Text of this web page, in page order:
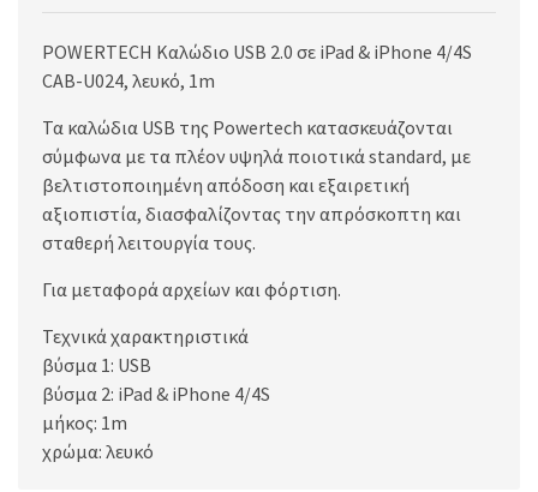
POWERTECH Καλώδιο USB 2.0 σε iPad & iPhone 4/4S
CAB-U024, λευκό, 1m
Τα καλώδια USB της Powertech κατασκευάζονται
σύμφωνα με τα πλέον υψηλά ποιοτικά standard, με
βελτιστοποιημένη απόδοση και εξαιρετική
αξιοπιστία, διασφαλίζοντας την απρόσκοπτη και
σταθερή λειτουργία τους.
Για μεταφορά αρχείων και φόρτιση.
Τεχνικά χαρακτηριστικά
βύσμα 1: USB
βύσμα 2: iPad & iPhone 4/4S
μήκος: 1m
χρώμα: λευκό